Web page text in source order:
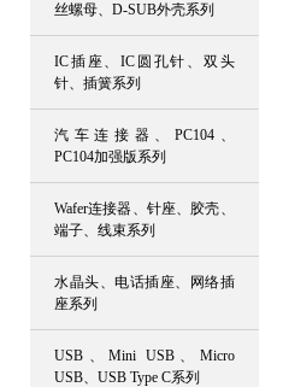
丝螺母、D-SUB外壳系列
IC插座、IC圆孔针、双头
针、插簧系列
汽车连接器、PC104、
PC104加强版系列
Wafer连接器、针座、胶壳、
端子、线束系列
水晶头、电话插座、网络插
座系列
USB、Mini USB、Micro
USB、USB Type C系列